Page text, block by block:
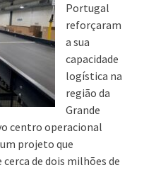
Portugal
reforçaram
a sua
capacidade
logística na
região da
Grande
centro operacional
projeto que
de dois milhões de